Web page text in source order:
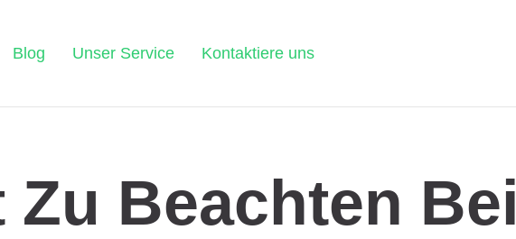
Blog Unser Service Kontaktiere uns
Zu Beachten Bei